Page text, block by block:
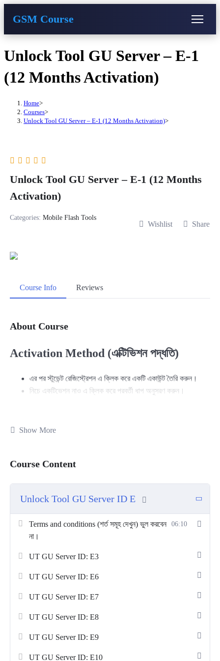
GSM Course
Instructor Registration
Skip
to
Unlock Tool GU Server – E-1
(12 Months Activation)
Home>
Courses>
Unlock Tool GU Server – E-1 (12 Months Activation)>
Unlock Tool GU Server – E-1 (12 Months
Activation)
Categories: Mobile Flash Tools
Wishlist Share
Course Info Reviews
About Course
Activation Method (এক্টিভিশন পদ্ধতি)
এর পর স্টুডেন্ট রেজিস্ট্রেশন এ ক্লিক করে একটি একাউন্ট তৈরি করুন।
নিচে একটিভেশন নাও এ ক্লিক করে পরবর্তী ধাপ অনুসরণ করুন।
Activation: কম খরচে 1 বছরের মোবাইল সার্ভিসিং
Motorola, Tecno, Infinix, Lava, Micromax, Nokia, Sony, LG
এবং আরও অনেক ব্র্যান্ডের স্মার্টফোনের FRP (Factory Reset Protection)
Bypass, EDL (Enhanced Download Mode) -এ প্রবেশ, Firmware
Flash, Bootloader Unlock, IMEI Repair, Data Backup &
Restore এবং আরও অনেক কাজ করতে পারবেন।
ব্যবহারের সুবিধা:
1 বছরের জন্য সাবস্ক্রিপশন
নিয়মিত আপডেট
Show More
Course Content
Unlock Tool GU Server ID E
Terms and conditions (শর্ত সমূহ দেখুন) ভুল করবেন
না।
06:10
UT GU Server ID: E3
UT GU Server ID: E6
UT GU Server ID: E7
UT GU Server ID: E8
UT GU Server ID: E9
UT GU Server ID: E10